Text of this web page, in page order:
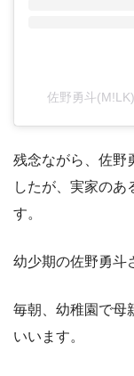
佐野勇斗
残念ながら、佐野
したが、実家のあ
す。
幼少期の佐野勇斗
毎朝、幼稚園で母
いいます。